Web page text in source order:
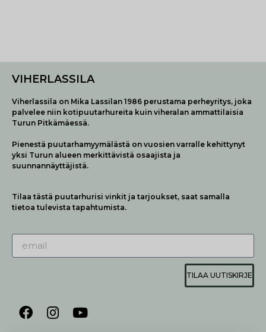
VIHERLASSILA
Viherlassila on Mika Lassilan 1986 perustama perheyritys, joka
palvelee niin kotipuutarhureita kuin viheralan ammattilaisia
Turun Pitkämäessä.
Pienestä puutarhamyymälästä on vuosien varralle kehittynyt
yksi Turun alueen merkittävistä osaajista ja
suunnannäyttäjistä.
Tilaa tästä puutarhurisi vinkit ja tarjoukset, saat samalla
tietoa tulevista tapahtumista.
TILAA UUTISKIRJE